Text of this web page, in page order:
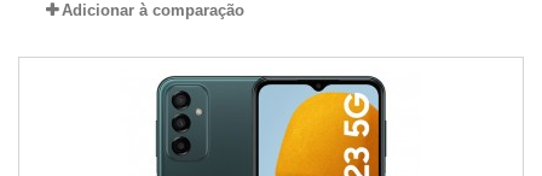
Adicionar à comparação